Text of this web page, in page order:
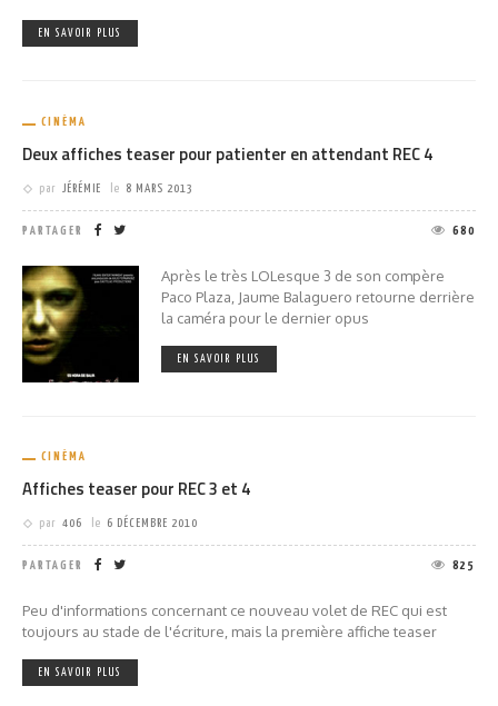
EN SAVOIR PLUS
CINÉMA
Deux affiches teaser pour patienter en attendant REC 4
par JÉRÉMIE le 8 MARS 2013
PARTAGER 680
Après le très LOLesque 3 de son compère
Paco Plaza, Jaume Balaguero retourne derrière
la caméra pour le dernier opus
EN SAVOIR PLUS
CINÉMA
Affiches teaser pour REC 3 et 4
par 406 le 6 DÉCEMBRE 2010
PARTAGER 825
Peu d'informations concernant ce nouveau volet de REC qui est
toujours au stade de l'écriture, mais la première affiche teaser
EN SAVOIR PLUS